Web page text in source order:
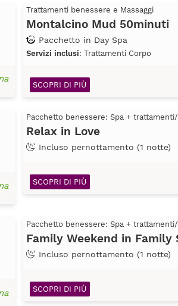
Trattamenti benessere e Massaggi
Montalcino Mud 50minuti
Pacchetto in Day Spa
Servizi inclusi: Trattamenti Corpo
SCOPRI DI PIÙ
Pacchetto benessere: Spa +
Relax in Love
Incluso pernottamento (1 notte)
SCOPRI DI PIÙ
Pacchetto benessere: Spa +
Family Weekend in Family
Incluso pernottamento (1 notte)
SCOPRI DI PIÙ